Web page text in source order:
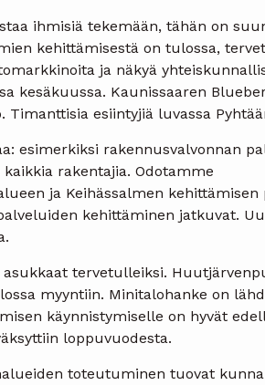
ihmisiä tekemään, tähän on
kehittämisestä on tulossa,
ja näkyä
kesäkuussa. Kaunissaaren
esiintyjiä luvassa
esimerkiksi rakennusvalvonnan
rakentajia. Odotamme
ja Keihässalmen kehittämisen
kehittäminen jatkuvat.
tervetulleiksi.
myyntiin. Minitalohanke on
käynnistymiselle on hyvät
loppuvuodesta.
toteutuminen tuovat